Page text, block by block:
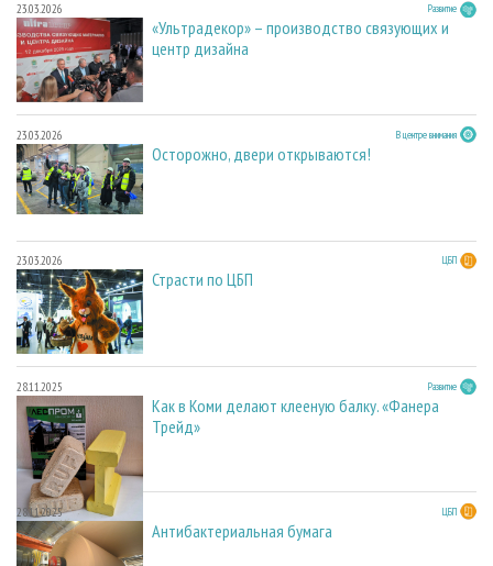
23.03.2026 Развитие
«Ультрадекор» – производство связующих и
центр дизайна
23.03.2026 В центре внимания
Осторожно, двери открываются!
23.03.2026 ЦБП
Страсти по ЦБП
28.11.2025 Развитие
Как в Коми делают клееную балку. «Фанера
Трейд»
28.11.2025 ЦБП
Антибактериальная бумага